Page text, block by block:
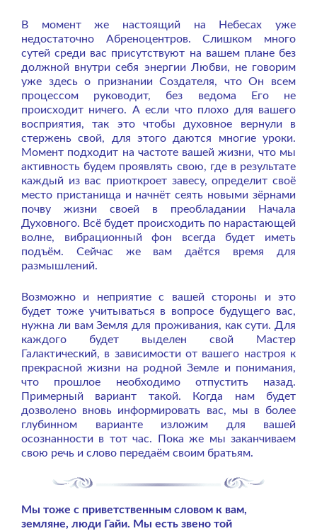
В момент же настоящий на Небесах уже
недостаточно Абреноцентров. Слишком много
сутей среди вас присутствуют на вашем плане без
должной внутри себя энергии Любви, не говорим
уже здесь о признании Создателя, что Он всем
процессом руководит, без ведома Его не
происходит ничего. А если что плохо для вашего
восприятия, так это чтобы духовное вернули в
стержень свой, для этого даются многие уроки.
Момент подходит на частоте вашей жизни, что мы
активность будем проявлять свою, где в результате
каждый из вас приоткроет завесу, определит своё
место пристанища и начнёт сеять новыми зёрнами
почву жизни своей в преобладании Начала
Духовного. Всё будет происходить по нарастающей
волне, вибрационный фон всегда будет иметь
подъём. Сейчас же вам даётся время для
размышлений.
Возможно и неприятие с вашей стороны и это
будет тоже учитываться в вопросе будущего вас,
нужна ли вам Земля для проживания, как сути. Для
каждого будет выделен свой Мастер
Галактический, в зависимости от вашего настроя к
прекрасной жизни на родной Земле и понимания,
что прошлое необходимо отпустить назад.
Примерный вариант такой. Когда нам будет
дозволено вновь информировать вас, мы в более
глубинном варианте изложим для вашей
осознанности в тот час. Пока же мы заканчиваем
свою речь и слово передаём своим братьям.
Мы тоже с приветственным словом к вам,
земляне, люди Гайи. Мы есть звено той